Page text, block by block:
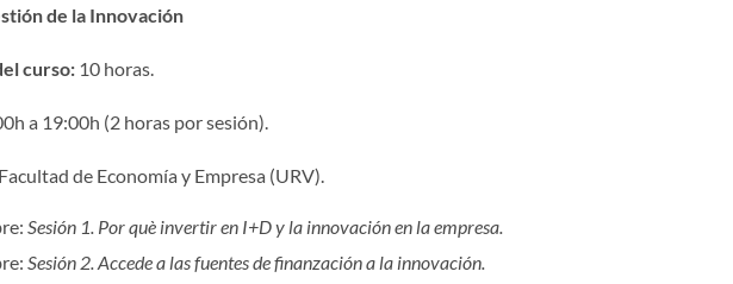
de la Innovación
curso: 10 horas.
a 19:00h (2 horas por sesión).
de Economía y Empresa (URV).
Sesión 1. Por què invertir en I+D y la innovación en la empresa.
Sesión 2. Accede a las fuentes de finanzación a la innovación.